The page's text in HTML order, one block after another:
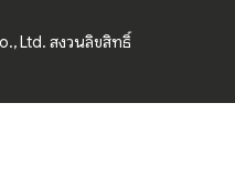
Ltd. สงวนลิขสิทธิ์